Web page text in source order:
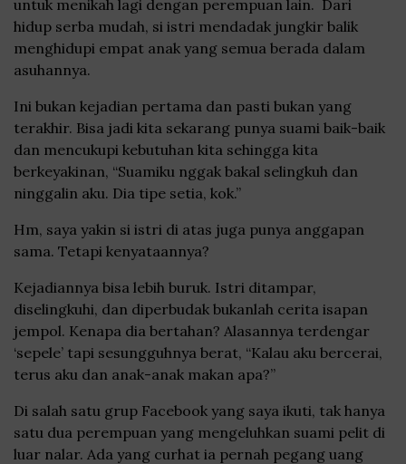
untuk menikah lagi dengan perempuan lain. Dari
hidup serba mudah, si istri mendadak jungkir balik
menghidupi empat anak yang semua berada dalam
asuhannya.
Ini bukan kejadian pertama dan pasti bukan yang
terakhir. Bisa jadi kita sekarang punya suami baik-baik
dan mencukupi kebutuhan kita sehingga kita
berkeyakinan, “Suamiku nggak bakal selingkuh dan
ninggalin aku. Dia tipe setia, kok.”
Hm, saya yakin si istri di atas juga punya anggapan
sama. Tetapi kenyataannya?
Kejadiannya bisa lebih buruk. Istri ditampar,
diselingkuhi, dan diperbudak bukanlah cerita isapan
jempol. Kenapa dia bertahan? Alasannya terdengar
‘sepele’ tapi sesungguhnya berat, “Kalau aku bercerai,
terus aku dan anak-anak makan apa?”
Di salah satu grup Facebook yang saya ikuti, tak hanya
satu dua perempuan yang mengeluhkan suami pelit di
luar nalar. Ada yang curhat ia pernah pegang uang